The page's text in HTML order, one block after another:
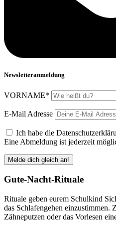
Newsletteranmeldung
VORNAME*
E-Mail Adresse
Ich habe die
Eine Abmeldung ist jederzeit
Gute-Nacht-Rituale
Rituale geben eurem Schulkind
das Schlafengehen einzustimmen.
Zähneputzen oder das Vorlesen